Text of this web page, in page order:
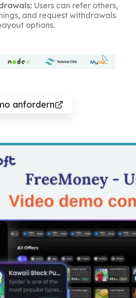
Users can refer others,
and request withdrawals
options.
anfordern